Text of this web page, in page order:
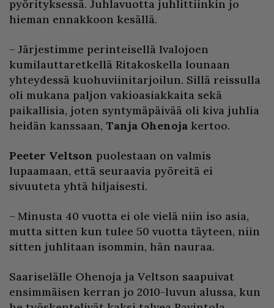
pyörityksessä. Juhlavuotta juhlittiinkin jo
hieman ennakkoon kesällä.
– Järjestimme perinteisellä Ivalojoen
kumilauttaretkellä Ritakoskella lounaan
yhteydessä kuohuviinitarjoilun. Sillä reissulla
oli mukana paljon vakioasiakkaita sekä
paikallisia, joten syntymäpäivää oli kiva juhlia
heidän kanssaan, Tanja Ohenoja kertoo.
Peeter Veltson puolestaan on valmis
lupaamaan, että seuraavia pyöreitä ei
sivuuteta yhtä hiljaisesti.
– Minusta 40 vuotta ei ole vielä niin iso asia,
mutta sitten kun tulee 50 vuotta täyteen, niin
sitten juhlitaan isommin, hän nauraa.
Saariselälle Ohenoja ja Veltson saapuivat
ensimmäisen kerran jo 2010-luvun alussa, kun